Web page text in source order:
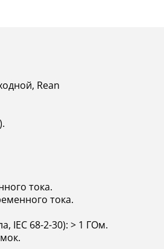
Rean
тока.
тока.
IEC 68-2-30): > 1 ГОм.